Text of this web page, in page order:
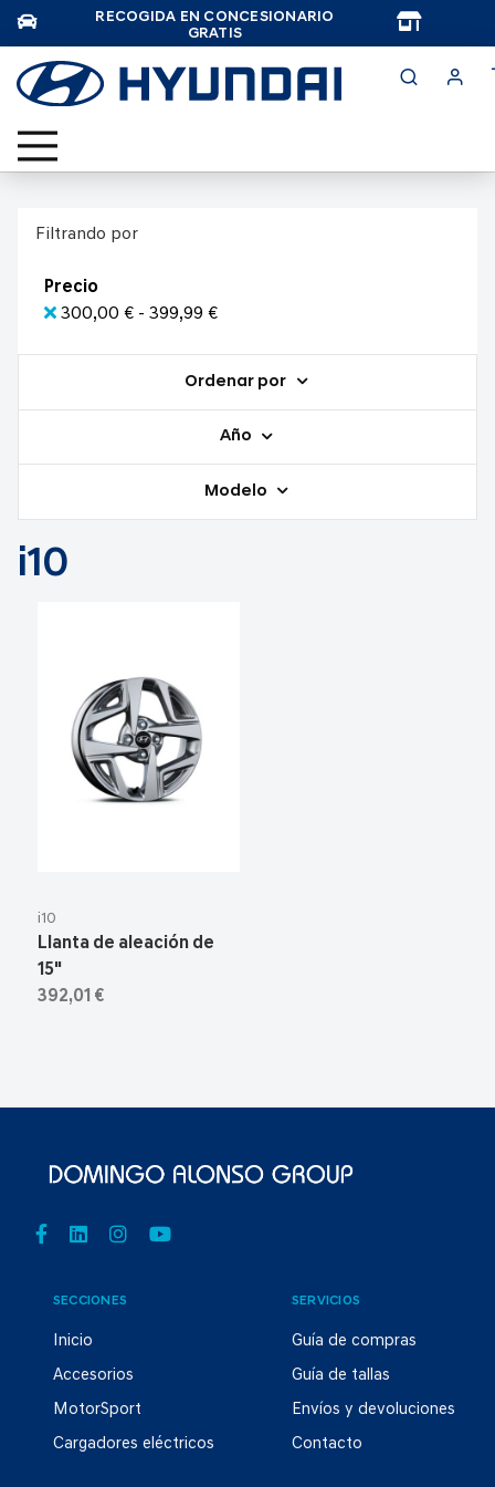
RECOGIDA EN CONCESIONARIO
GRATIS
Filtrando por
Precio
300,00 € - 399,99 €
Ordenar por
Año
Modelo
i10
i10
Llanta de aleación de
15"
392,01 €
SECCIONES
Inicio
Accesorios
MotorSport
Cargadores eléctricos
SERVICIOS
Guía de compras
Guía de tallas
Envíos y devoluciones
Contacto